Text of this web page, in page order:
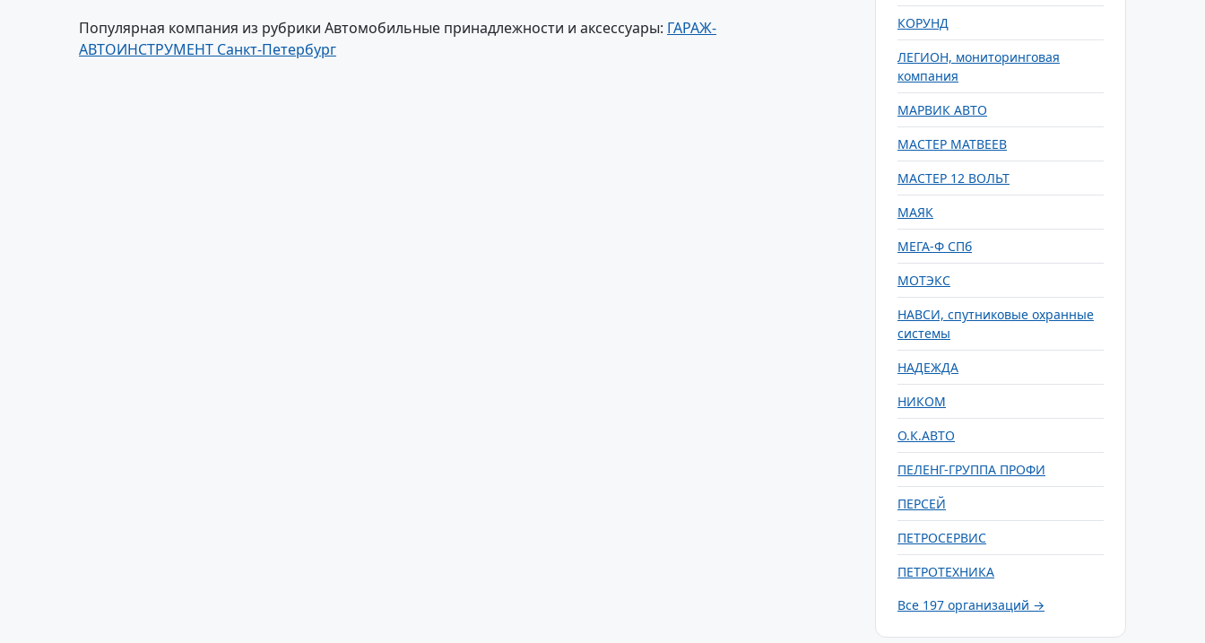
Популярная компания из рубрики Автомобильные принадлежности и аксессуары: ГАРАЖ-
АВТОИНСТРУМЕНТ Санкт-Петербург
КОРУНД
ЛЕГИОН, мониторинговая
компания
МАРВИК АВТО
МАСТЕР МАТВЕЕВ
МАСТЕР 12 ВОЛЬТ
МАЯК
МЕГА-Ф СПб
МОТЭКС
НАВСИ, спутниковые охранные
системы
НАДЕЖДА
НИКОМ
О.К.АВТО
ПЕЛЕНГ-ГРУППА ПРОФИ
ПЕРСЕЙ
ПЕТРОСЕРВИС
ПЕТРОТЕХНИКА
Все 197 организаций →